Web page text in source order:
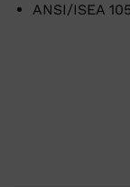
ANSI/ISEA